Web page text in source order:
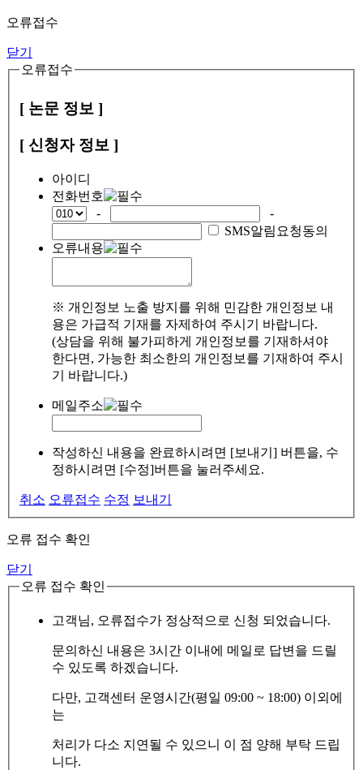
오류접수
닫기
오류접수
[ 논문 정보 ]
[ 신청자 정보 ]
아이디
전화번호
-
-
SMS알림요청동의
오류내용
※ 개인정보 노출 방지를 위해 민감한 개인정보 내
용은 가급적 기재를 자제하여 주시기 바랍니다.
(상담을 위해 불가피하게 개인정보를 기재하셔야
한다면, 가능한 최소한의 개인정보를 기재하여 주시
기 바랍니다.)
메일주소
작성하신 내용을 완료하시려면 [보내기] 버튼을, 수
정하시려면 [수정]버튼을 눌러주세요.
취소 오류접수 수정 보내기
오류 접수 확인
닫기
오류 접수 확인
고객님, 오류접수가 정상적으로 신청 되었습니다.
문의하신 내용은 3시간 이내에 메일로 답변을 드릴
수 있도록 하겠습니다.
다만, 고객센터 운영시간(평일 09:00 ~ 18:00) 이외에
는
처리가 다소 지연될 수 있으니 이 점 양해 부탁 드립
니다.